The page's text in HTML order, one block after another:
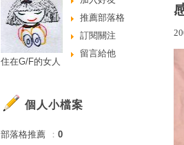
推薦部落格
訂閱關注
留言給他
住在G/F的女人
個人小檔案
部落格推薦 ： 0